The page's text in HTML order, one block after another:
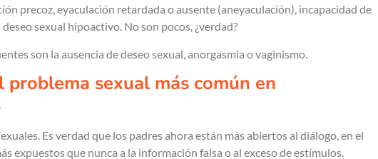
precoz, eyaculación retardada o ausente (aneyaculación), incapacidad de
sexual hipoactivo. No son pocos, ¿verdad?
son la ausencia de deseo sexual, anorgasmia o vaginismo.
problema sexual más común en
Es verdad que los padres ahora están más abiertos al diálogo, en el
expuestos que nunca a la información falsa o al exceso de estímulos.